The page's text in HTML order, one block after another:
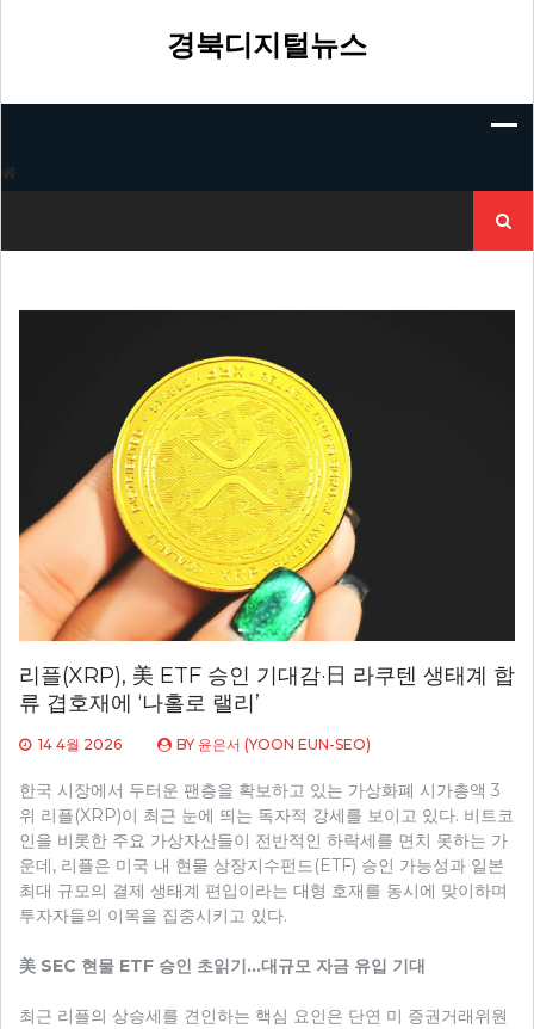
경북디지털뉴스
리플(XRP), 美 ETF 승인 기대감·日 라쿠텐 생태계 합
류 겹호재에 ‘나홀로 랠리’
14 4월 2026 BY 윤은서 (YOON EUN-SEO)
한국 시장에서 두터운 팬층을 확보하고 있는 가상화폐 시가총액 3
위 리플(XRP)이 최근 눈에 띄는 독자적 강세를 보이고 있다. 비트코
인을 비롯한 주요 가상자산들이 전반적인 하락세를 면치 못하는 가
운데, 리플은 미국 내 현물 상장지수펀드(ETF) 승인 가능성과 일본
최대 규모의 결제 생태계 편입이라는 대형 호재를 동시에 맞이하며
투자자들의 이목을 집중시키고 있다.
美 SEC 현물 ETF 승인 초읽기…대규모 자금 유입 기대
최근 리플의 상승세를 견인하는 핵심 요인은 단연 미 증권거래위원